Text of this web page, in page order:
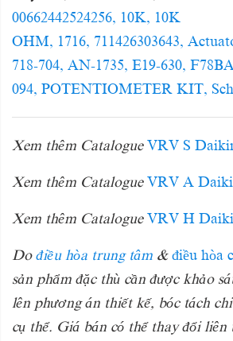
00662442524256, 10K, 10K
OHM, 1716, 711426303643,
718-704, AN-1735, E19-630,
094, POTENTIOMETER KIT,
Xem thêm Catalogue VRV S
Xem thêm Catalogue VRV A
Xem thêm Catalogue VRV H
Do điều hòa trung tâm & điều hòa
sản phẩm đặc thù cần được khảo
lên phương án thiết kế, bóc tách
cụ thể. Giá bán có thể thay đổi